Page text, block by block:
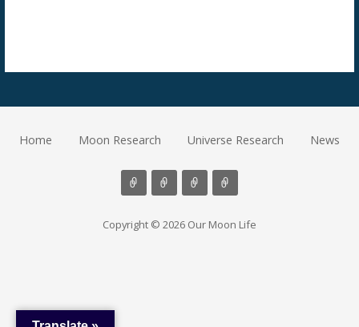
Home Moon Research Universe Research News
Copyright © 2026 Our Moon Life